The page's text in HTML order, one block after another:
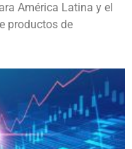
América Latina y el
productos de